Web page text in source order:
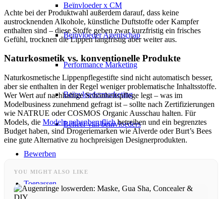
Beïnvloeder x CM
Beïnvloeder Agentschap
Performance Marketing
Beïnvloedermarketing
Beheer van beïnvloeders
Bewerben
Toepassen
Achte bei der Produktwahl außerdem darauf, dass keine
austrocknenden Alkohole, künstliche Duftstoffe oder Kampfer
enthalten sind – diese Stoffe geben zwar kurzfristig ein frisches
Gefühl, trocknen die Lippen langfristig aber weiter aus.
Naturkosmetik vs. konventionelle Produkte
Naturkosmetische Lippenpflegestifte sind nicht automatisch besser,
aber sie enthalten in der Regel weniger problematische Inhaltsstoffe.
Wer Wert auf nachhaltige Schönheitspflege legt – was im
Modelbusiness zunehmend gefragt ist – sollte nach Zertifizierungen
wie NATRUE oder COSMOS Organic Ausschau halten. Für
Models, die Modeln nebenberuflichbetreiben und ein begrenztes
Budget haben, sind Drogeriemarken wie Alverde oder Burt’s Bees
eine gute Alternative zu hochpreisigen Designerprodukten.
YOU MIGHT ALSO LIKE